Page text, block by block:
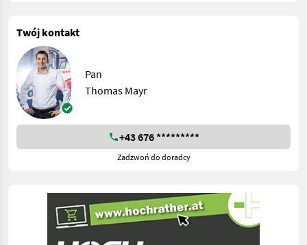
Twój kontakt
Pan
Thomas Mayr
+43 676 *********
Zadzwoń do doradcy